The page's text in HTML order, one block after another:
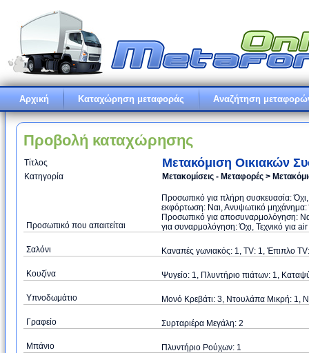
Αρχική Καταχώρηση μεταφοράς Αναζήτηση
Προβολή καταχώρησης
Τίτλος Μετακόμιση Οικιακών
Κατηγορία Μετακομίσεις - Μεταφορές >
Προσωπικό που απαιτείται
Προσωπικό για πλήρη συσκευασία:
εκφόρτωση: Ναι, Ανυψωτικό μηχάνημα:
Προσωπικό για αποσυναρμολόγηση:
για συναρμολόγηση: Όχι, Τεχνικό για
Σαλόνι Καναπές γωνιακός: 1, TV: 1, Έπιπλο TV:
Κουζίνα Ψυγείο: 1, Πλυντήριο πιάτων: 1,
Υπνοδωμάτιο Μονό Κρεβάτι: 3, Ντουλάπα Μικρή: 1,
Γραφείο Συρταριέρα Μεγάλη: 2
Μπάνιο Πλυντήριο Ρούχων: 1